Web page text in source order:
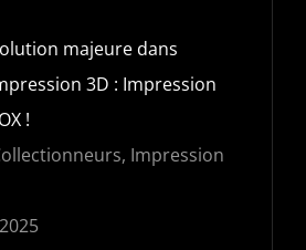
majeure dans
3D : Impression
!
Impression